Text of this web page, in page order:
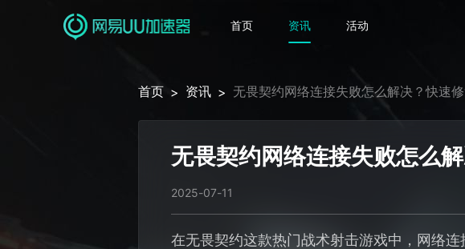
首页 资讯 活动
首页 > 资讯 > 无畏契约网络连接失败怎么解决？快速修
无畏契约网络连接失败怎么
2025-07-11
在无畏契约这款热门战术射击游戏中，网络